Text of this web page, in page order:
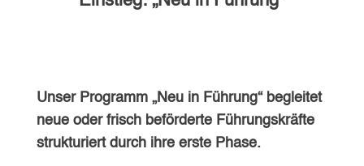
Unser Programm „Neu in Führung“ begleitet
neue oder frisch beförderte Führungskräfte
strukturiert durch ihre erste Phase.